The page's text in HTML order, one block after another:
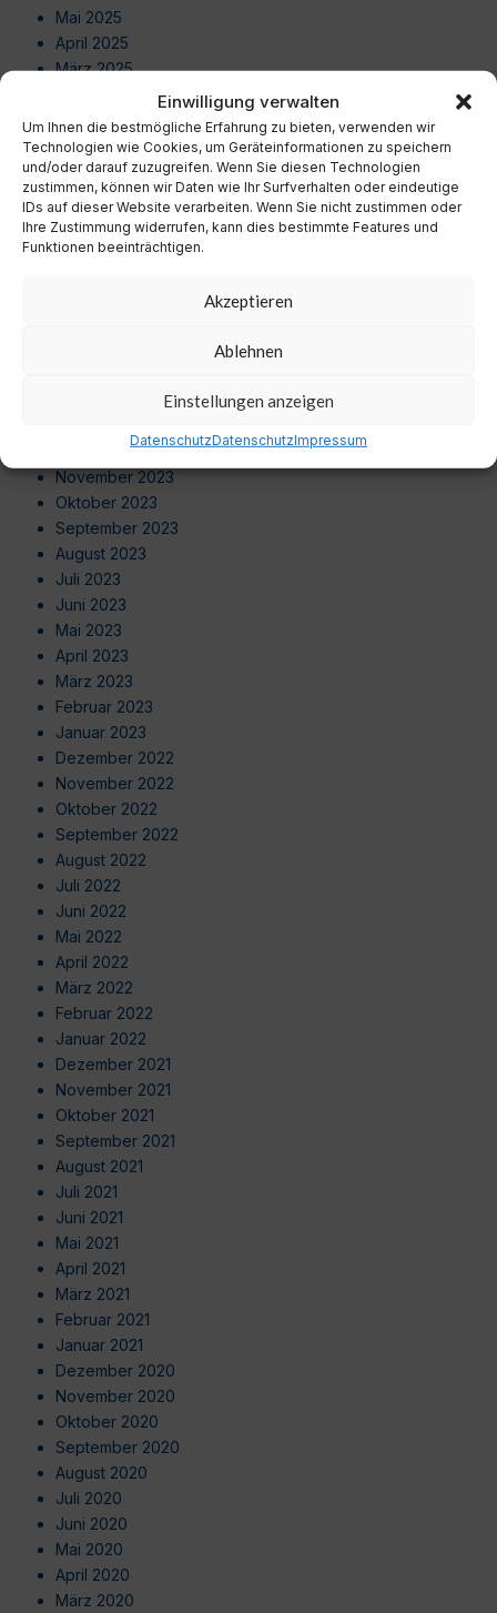
Einwilligung verwalten
Um Ihnen die bestmögliche Erfahrung zu bieten, verwenden wir
Technologien wie Cookies, um Geräteinformationen zu speichern
und/oder darauf zuzugreifen. Wenn Sie diesen Technologien
zustimmen, können wir Daten wie Ihr Surfverhalten oder eindeutige
IDs auf dieser Website verarbeiten. Wenn Sie nicht zustimmen oder
Ihre Zustimmung widerrufen, kann dies bestimmte Features und
Funktionen beeinträchtigen.
Akzeptieren
Ablehnen
Einstellungen anzeigen
DatenschutzDatenschutzImpressum
Mai 2025
April 2025
März 2025
Januar 2025
Dezember 2024
November 2024
Oktober 2024
September 2024
August 2024
Dezember 2023
November 2023
Oktober 2023
September 2023
August 2023
Juli 2023
Juni 2023
Mai 2023
April 2023
März 2023
Februar 2023
Januar 2023
Dezember 2022
November 2022
Oktober 2022
September 2022
August 2022
Juli 2022
Juni 2022
Mai 2022
April 2022
März 2022
Februar 2022
Januar 2022
Dezember 2021
November 2021
Oktober 2021
September 2021
August 2021
Juli 2021
Juni 2021
Mai 2021
April 2021
März 2021
Februar 2021
Januar 2021
Dezember 2020
November 2020
Oktober 2020
September 2020
August 2020
Juli 2020
Juni 2020
Mai 2020
April 2020
März 2020